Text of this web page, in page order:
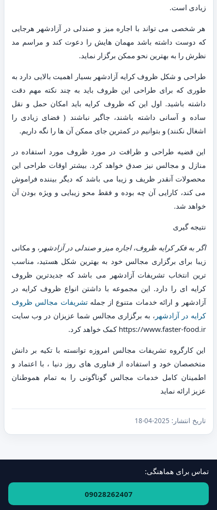
زیادی است.
هر شخصی می تواند با اجاره میز و صندلی در آزادشهر هرجایی
که دوست داشته باشد مهمان هایش را دعوت کند و مراسم مد
نظرش را به بهترین نحو ممکن برگزار نماید.
طراحی و شکل ظروف کرایه آزادشهر بسیار اهمیت بالایی دارد به
طوری که برای طراحی این ظروف باید به چند نکته مهم دقت
داشته باشید. اول این که ظروف کرایه باید امکان حمل و نقل
ساده و آسانی داشته باشند، جاگیر نباشند ( فضای زیادی را
اشغال نکنند) و بتوانیم در کمترین جای ممکن آن ها را نگه داریم.
این قضیه طراحی و ظرافت در مورد ظروف مورد استفاده در
منازل و مجالس نیز صدق خواهد کرد. بیشتر اوقات طراحی این
محصولات آنقدر ظریف و زیبا می باشد که دیگر بیننده فراموش
می کند، کارایی آن چه بوده و فقط محو زیبایی و ویژه بودن آن
خواهد شد.
نتیجه گیری
اگر به فکر کرایه ظروف، اجاره میز و صندلی در آزادشهر ، و مکانی
زیبا برای برگزاری مجالس خود به بهترین شکل هستید، مناسب
ترین انتخاب تشریفات آزادشهر می باشد که جدیدترین ظروف
کرایه ای را دارد. این مجموعه با داشتن انواع ظروف کرایه در
آزادشهر و ارائه خدمات متنوع از جملهتشریفات مجالس ظروف
کرایه در آزادشهر ، به برگزاری مجالس شما عزیزان در وب سایت
https://www.faster-food.ir کمک خواهد کرد.
این کارگروه تشریفات مجالس امروزه توانسته با تکیه بر دانش
متخصصان خود و استفاده از فناوری های روز دنیا ، با اعتماد و
اطمینان کامل خدمات مجالس گوناگونی را به تمام هموطنان
عزیز ارائه نماید
تاریخ انتشار: 2025-04-18
تماس برای هماهنگی:
09028262407
·ارتباط با ما